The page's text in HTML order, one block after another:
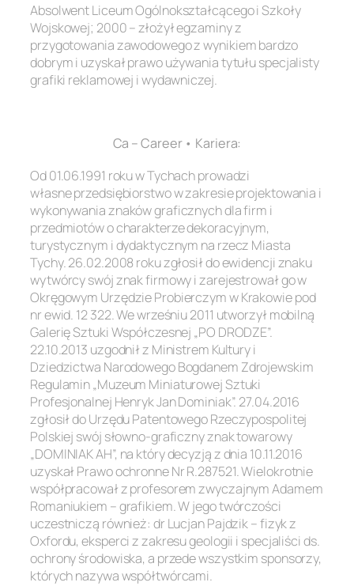
Absolwent Liceum Ogólnokształcącego i Szkoły
Wojskowej; 2000 – złożył egzaminy z
przygotowania zawodowego z wynikiem bardzo
dobrym i uzyskał prawo używania tytułu specjalisty
grafiki reklamowej i wydawniczej.
Ca – Career • Kariera:
Od 01.06.1991 roku w Tychach prowadzi
własne przedsiębiorstwo w zakresie projektowania i
wykonywania znaków graficznych dla firm i
przedmiotów o charakterze dekoracyjnym,
turystycznym i dydaktycznym na rzecz Miasta
Tychy. 26.02.2008 roku zgłosił do ewidencji znaku
wytwórcy swój znak firmowy i zarejestrował go w
Okręgowym Urzędzie Probierczym w Krakowie pod
nr ewid. 12 322. We wrześniu 2011 utworzył mobilną
Galerię Sztuki Współczesnej „PO DRODZE”.
22.10.2013 uzgodnił z Ministrem Kultury i
Dziedzictwa Narodowego Bogdanem Zdrojewskim
Regulamin „Muzeum Miniaturowej Sztuki
Profesjonalnej Henryk Jan Dominiak”. 27.04.2016
zgłosił do Urzędu Patentowego Rzeczypospolitej
Polskiej swój słowno-graficzny znak towarowy
„DOMINIAK AH”, na który decyzją z dnia 10.11.2016
uzyskał Prawo ochronne Nr R.287521. Wielokrotnie
współpracował z profesorem zwyczajnym Adamem
Romaniukiem – grafikiem. W jego twórczości
uczestniczą również: dr Lucjan Pajdzik – fizyk z
Oxfordu, eksperci z zakresu geologii i specjaliści ds.
ochrony środowiska, a przede wszystkim sponsorzy,
których nazywa współtwórcami.